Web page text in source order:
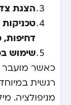
הצגת
שימוש
כאשר מועבר
רגשית
מניפולציה.